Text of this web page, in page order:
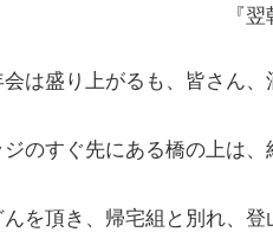
『
は盛り上がるも、皆さん
のすぐ先にある橋の上は
を頂き、帰宅組と別れ、